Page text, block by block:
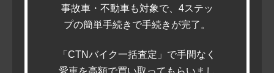
事故車・不動車も対象で、4ステッ
プの簡単手続きで手続きが完了。
「CTNバイク一括査定」で手間なく